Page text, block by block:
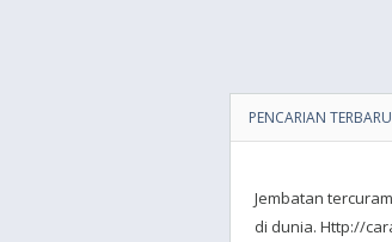
PENCARIAN TERBARU
Jembatan
di dunia. Http://